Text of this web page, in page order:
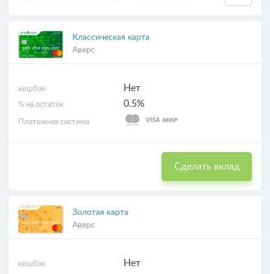
Классическая карта
Аверс
кешбэк Нет
% на остаток 0.5%
Платежная система
Сделать вклад
Золотая карта
Аверс
кешбэк Нет